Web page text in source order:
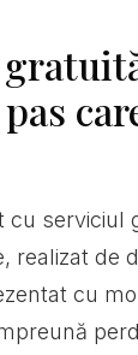
cu serviciul
realizat de
cu